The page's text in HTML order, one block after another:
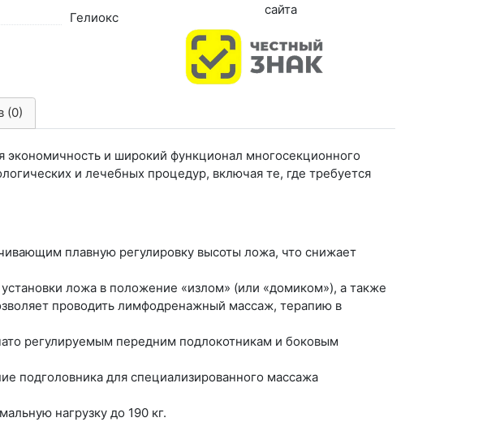
сайта
Гелиокс
(0)
и широкий функционал многосекционного
и лечебных процедур, включая те, где требуется
плавную регулировку высоты ложа, что снижает
ложа в положение «излом» (или «домиком»), а также
проводить лимфодренажный массаж, терапию в
регулируемым передним подлокотникам и боковым
подголовника для специализированного массажа
нагрузку до 190 кг.